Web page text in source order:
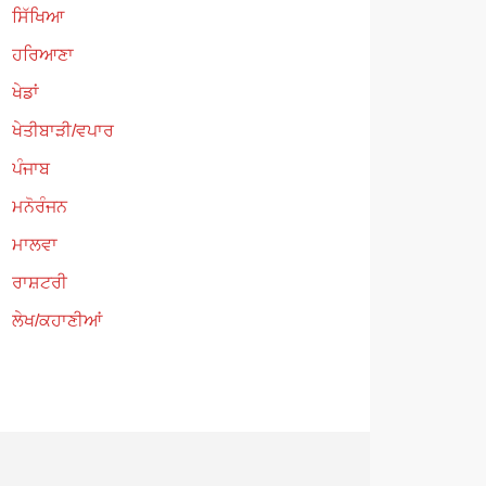
ਸਿੱਖਿਆ
ਹਰਿਆਣਾ
ਖੇਡਾਂ
ਖੇਤੀਬਾੜੀ/ਵਪਾਰ
ਪੰਜਾਬ
ਮਨੋਰੰਜਨ
ਮਾਲਵਾ
ਰਾਸ਼ਟਰੀ
ਲੇਖ/ਕਹਾਣੀਆਂ